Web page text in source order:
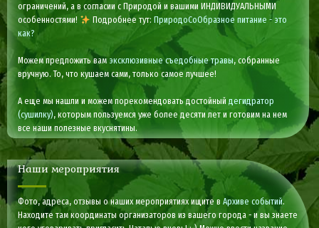
ограничений, а в согласии с Природой и вашими ИНДИВИДУАЛЬНЫМИ
особенностями!
Подробнее тут: ПриродоСоОбразное питание - это
как?
Можем предложить вам эксклюзивные съедобные травы, собранные
вручную. То, что кушаем сами, только самое лучшее!
А еще мы нашли и можем порекомендовать достойныйдегидратор
(сушилку), которым пользуемся уже более десяти лет и готовим на нем
все наши полезные вкуснятины.
Наши мероприятия
Фото, адреса, отзывы о наших мероприятиях ищите вАрхиве событий.
Находите там координаты организаторов из вашего города - и вы знаете